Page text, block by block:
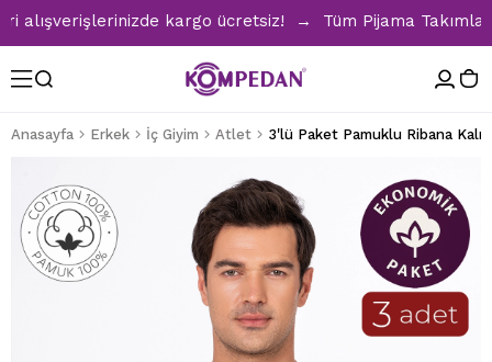
kargo ücretsiz! → Tüm Pijama
Anasayfa Erkek İç Giyim Atlet